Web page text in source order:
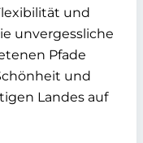
und
unvergessliche
Pfade
und
Landes auf